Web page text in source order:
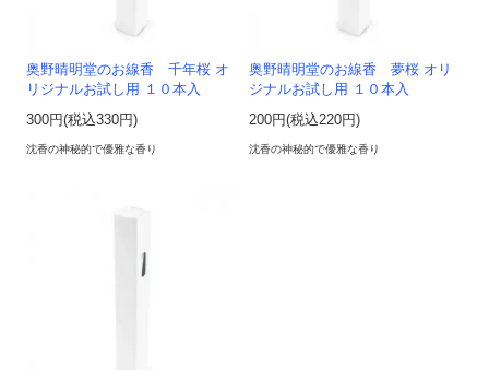
奥野晴明堂のお線香 千年桜 オ
リジナルお試し用 １０本入
300円(税込330円)
沈香の神秘的で優雅な香り
奥野晴明堂のお線香 夢桜 オリ
ジナルお試し用 １０本入
200円(税込220円)
沈香の神秘的で優雅な香り